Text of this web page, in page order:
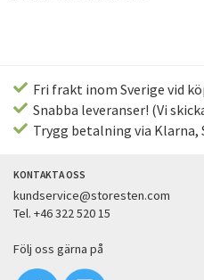
Fri frakt inom Sverige vid
Snabba leveranser! (Vi
Trygg betalning via Klarna,
KONTAKTA OSS
kundservice@storesten.com
Tel. +46 322 520 15
Följ oss gärna på